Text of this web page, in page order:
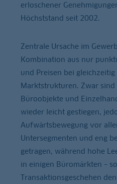
erloschener
Höchststand seit 2002.
Zentrale Ursache im
Kombination aus nur
und Preisen bei gleichzeitig
Marktstrukturen. Zwar sind
Büroobjekte und
wieder leicht gestiegen,
Aufwärtsbewegung vor
Untersegmenten und eng
getragen, während hohe
in einigen Büromärkten –
Transaktionsgeschehen